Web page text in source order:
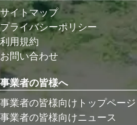
サイトマップ
プライバシーポリシー
利用規約
お問い合わせ
事業者の皆様へ
事業者の皆様向けトップページ
事業者の皆様向けニュース